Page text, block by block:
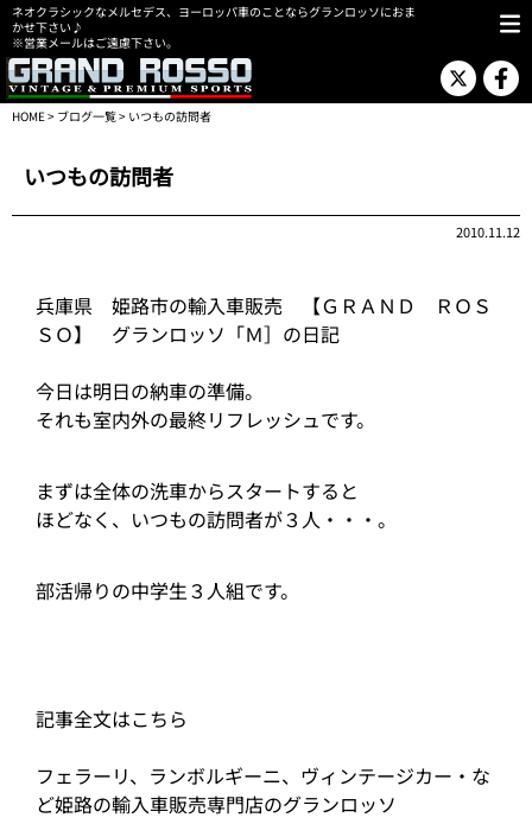
ネオクラシックなメルセデス、ヨーロッパ車のことならグランロッソにおま
かせ下さい♪
※営業メールはご遠慮下さい。
HOME> ブログ一覧> いつもの訪問者
いつもの訪問者
2010.11.12
兵庫県 姫路市の輸入車販売 【ＧＲＡＮＤ ＲＯＳ
ＳＯ】 グランロッソ「Ｍ］の日記
今日は明日の納車の準備。
それも室内外の最終リフレッシュです。
まずは全体の洗車からスタートすると
ほどなく、いつもの訪問者が３人・・・。
部活帰りの中学生３人組です。
記事全文はこちら
フェラーリ、ランボルギーニ、ヴィンテージカー・な
ど姫路の輸入車販売専門店のグランロッソ